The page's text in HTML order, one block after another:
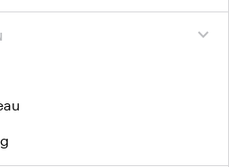
expand_more